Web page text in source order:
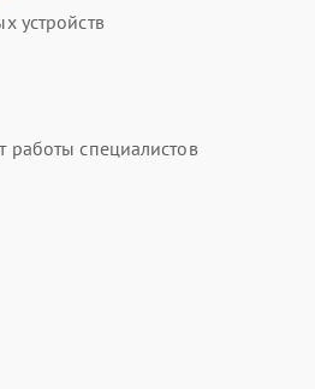
устройств
специалистов